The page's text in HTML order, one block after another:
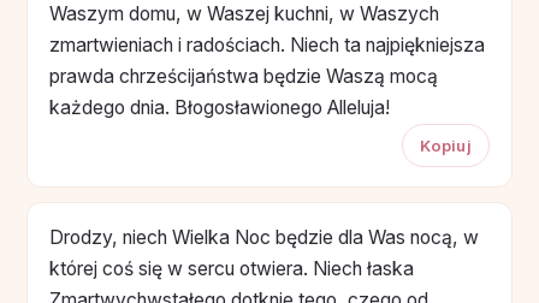
Waszym domu, w Waszej kuchni, w Waszych
zmartwieniach i radościach. Niech ta najpiękniejsza
prawda chrześcijaństwa będzie Waszą mocą
każdego dnia. Błogosławionego Alleluja!
Kopiuj
Drodzy, niech Wielka Noc będzie dla Was nocą, w
której coś się w sercu otwiera. Niech łaska